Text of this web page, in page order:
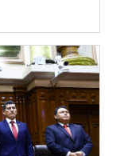
lo hizo Segura
del Organismo
de los Países
Ecuatorianas y